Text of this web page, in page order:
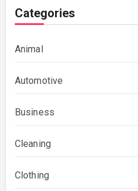
Categories
Animal
Automotive
Business
Cleaning
Clothing